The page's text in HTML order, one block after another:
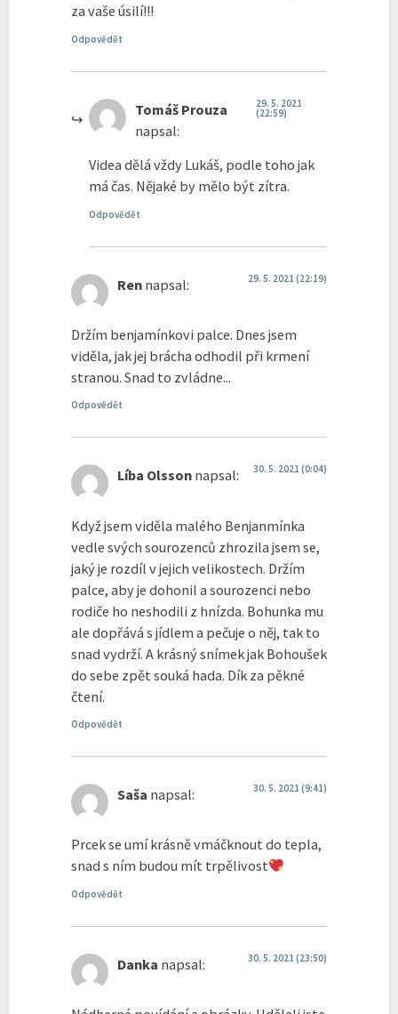
za vaše úsilí!!!
Odpovědět
Tomáš Prouza
napsal:
29. 5. 2021
(22:59)
Videa dělá vždy Lukáš, podle toho jak
má čas. Nějaké by mělo být zítra.
Odpovědět
Ren napsal: 29. 5. 2021 (22:19)
Držím benjamínkovi palce. Dnes jsem
viděla, jak jej brácha odhodil při krmení
stranou. Snad to zvládne...
Odpovědět
Líba Olsson napsal: 30. 5. 2021 (0:04)
Když jsem viděla malého Benjanmínka
vedle svých sourozenců zhrozila jsem se,
jaký je rozdíl v jejich velikostech. Držím
palce, aby je dohonil a sourozenci nebo
rodiče ho neshodili z hnízda. Bohunka mu
ale dopřává s jídlem a pečuje o něj, tak to
snad vydrží. A krásný snímek jak Bohoušek
do sebe zpět souká hada. Dík za pěkné
čtení.
Odpovědět
Saša napsal: 30. 5. 2021 (9:41)
Prcek se umí krásně vmáčknout do tepla,
snad s ním budou mít trpělivost
Odpovědět
Danka napsal: 30. 5. 2021 (23:50)